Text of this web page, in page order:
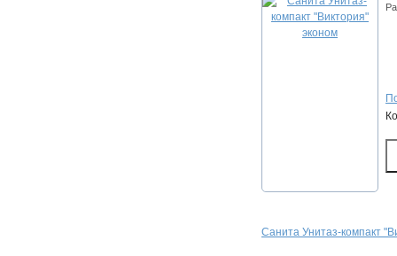
Санита Унитаз-компакт